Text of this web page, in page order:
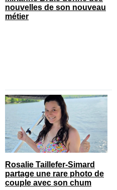
nouvelles de son nouveau
métier
Rosalie Taillefer-Simard
partage une rare photo de
couple avec son chum